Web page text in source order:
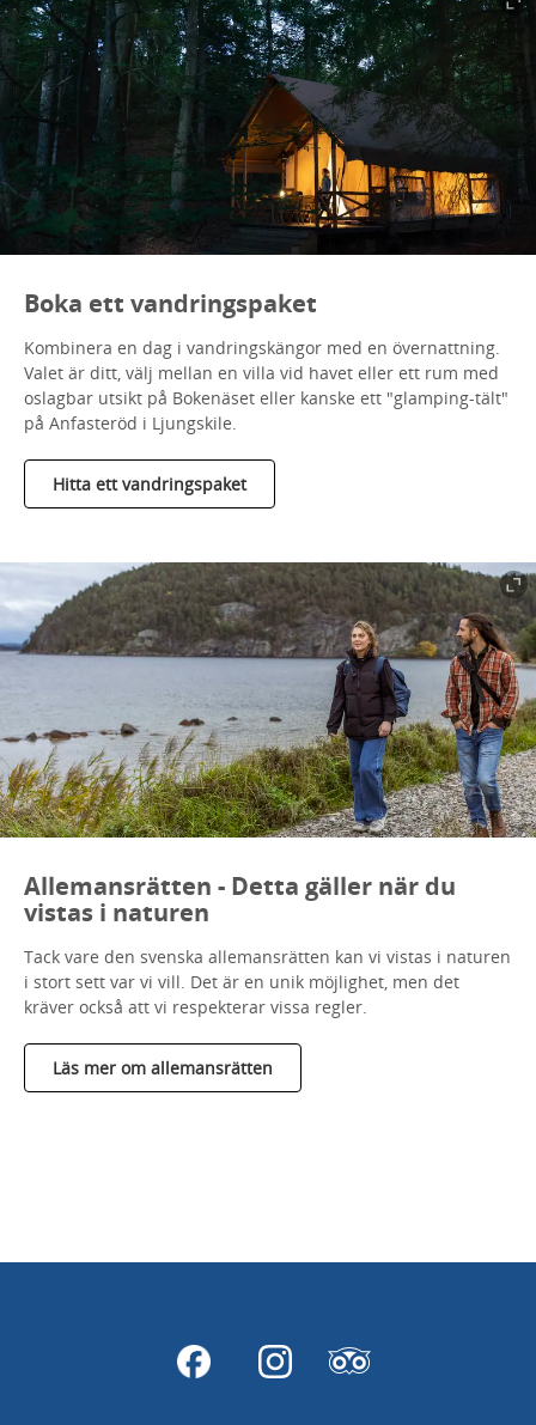
Boka ett vandringspaket
Kombinera en dag i vandringskängor med en övernattning.
Valet är ditt, välj mellan en villa vid havet eller ett rum med
oslagbar utsikt på Bokenäset eller kanske ett "glamping-tält"
på Anfasteröd i Ljungskile.
Hitta ett vandringspaket
Allemansrätten - Detta gäller när du
vistas i naturen
Tack vare den svenska allemansrätten kan vi vistas i naturen
i stort sett var vi vill. Det är en unik möjlighet, men det
kräver också att vi respekterar vissa regler.
Läs mer om allemansrätten